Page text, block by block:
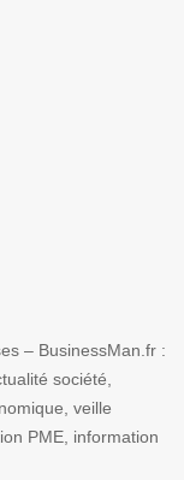
– BusinessMan.fr :
société,
veille
PME, information